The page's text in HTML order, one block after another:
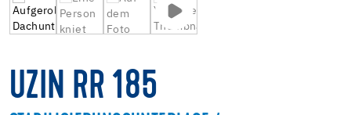
UZIN RR 185